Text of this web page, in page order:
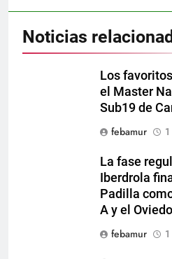
Noticias
Los
el Master
Sub19 de
febamur
La fase
Iberdrola
Padilla
A y el
febamur